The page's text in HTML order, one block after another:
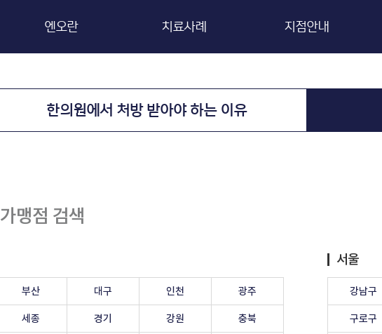
엔오란 치료사례 지점안내
한의원에서 처방 받아야 하는 이유
가맹점 검색
부산 대구 인천 광주
세종 경기 강원 충북
서울
강남구
구로구